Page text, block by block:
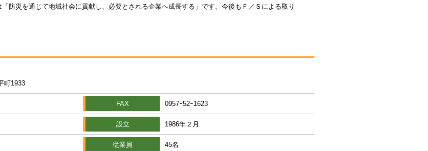
防災を通じて地域社会に貢献し、必要とされる企業へ成長する」です。今後もＦ／Ｓによる取り
町1933
FAX 0957ｰ52ｰ1623
設立 1986年２月
従業員 45名